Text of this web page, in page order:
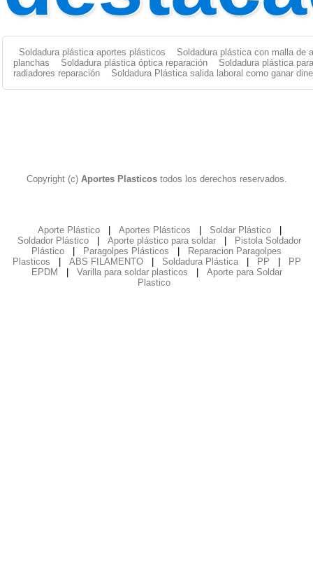
Soldadura plástica aportes plásticos
Soldadura plástica con malla de
planchas
Soldadura plástica óptica reparación
Soldadura plástica
radiadores reparación
Soldadura Plástica salida laboral como ganar
Copyright (c) Aportes Plasticostodos los derechos reservados.
Aporte Plástico Aportes Plásticos Soldar Plástico
Soldador Plástico
Aporte plástico para soldar
Pistola Soldador
Plástico
Paragolpes Plásticos
Reparacion Paragolpes
Plasticos
ABS FILAMENTO Soldadura Plástica PP
PP
EPDM
Varilla para soldar plasticos
Aporte para Soldar
Plastico